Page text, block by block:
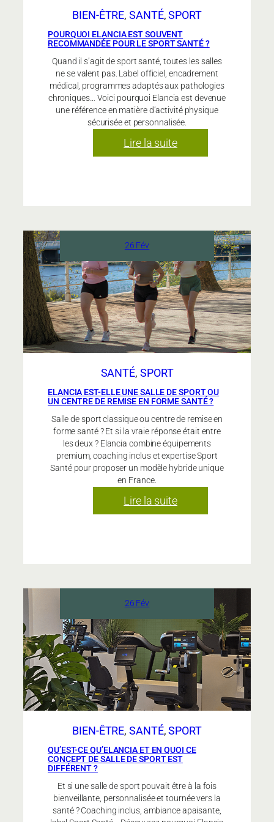
BIEN-ÊTRE, SANTÉ, SPORT
POURQUOI ELANCIA EST SOUVENT
RECOMMANDÉE POUR LE SPORT SANTÉ ?
Quand il s’agit de sport santé, toutes les salles
ne se valent pas. Label officiel, encadrement
médical, programmes adaptés aux pathologies
chroniques… Voici pourquoi Elancia est devenue
une référence en matière d’activité physique
sécurisée et personnalisée.
Lire la suite:
Pourquoi
pour
sport
santé
?
26 Fév
SANTÉ, SPORT
ELANCIA EST-ELLE UNE SALLE DE SPORT OU
UN CENTRE DE REMISE EN FORME SANTÉ ?
Salle de sport classique ou centre de remise en
forme santé ? Et si la vraie réponse était entre
les deux ? Elancia combine équipements
premium, coaching inclus et expertise Sport
Santé pour proposer un modèle hybride unique
en France.
Lire la suite:
Elancia
de
ou
un
centre
de
remise
en
forme
santé
?
26 Fév
BIEN-ÊTRE, SANTÉ, SPORT
QU’EST-CE QU’ELANCIA ET EN QUOI CE
CONCEPT DE SALLE DE SPORT EST
DIFFÉRENT ?
Et si une salle de sport pouvait être à la fois
bienveillante, personnalisée et tournée vers la
santé ? Coaching inclus, ambiance apaisante,